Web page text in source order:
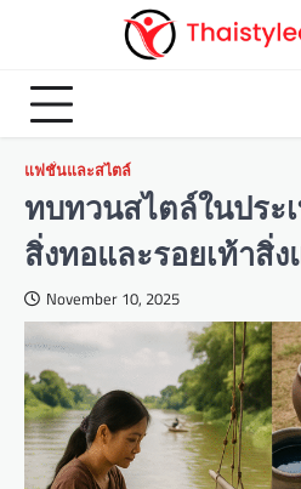
แฟชั่นและสไตล์
ทบทวนสไตล์ในประ
สิ่งทอและรอยเท้าสิ่
November 10, 2025